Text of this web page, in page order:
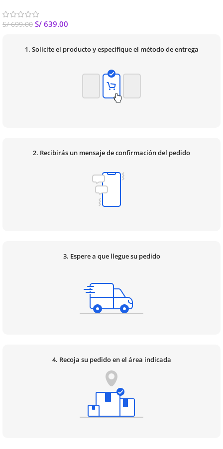
S/699.00 S/ 639.00
1. Solicite el producto y especifique el método de entrega
2. Recibirás un mensaje de confirmación del pedido
3. Espere a que llegue su pedido
4. Recoja su pedido en el área indicada